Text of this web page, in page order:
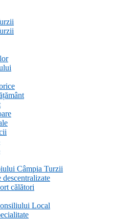
Câmpia Turzii
călători
Local